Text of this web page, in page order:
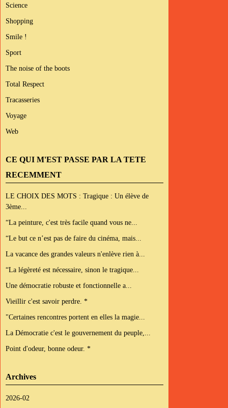
Science
Shopping
Smile !
Sport
The noise of the boots
Total Respect
Tracasseries
Voyage
Web
CE QUI M'EST PASSE PAR LA TETE
RECEMMENT
LE CHOIX DES MOTS : Tragique : Un élève de
3ème...
“La peinture, c'est très facile quand vous ne...
“Le but ce n’est pas de faire du cinéma, mais...
La vacance des grandes valeurs n'enlève rien à...
“La légèreté est nécessaire, sinon le tragique...
Une démocratie robuste et fonctionnelle a...
Vieillir c'est savoir perdre. *
"Certaines rencontres portent en elles la magie...
La Démocratie c'est le gouvernement du peuple,...
Point d'odeur, bonne odeur. *
Archives
2026-02